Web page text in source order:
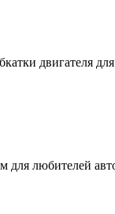
двигателя
для любителей